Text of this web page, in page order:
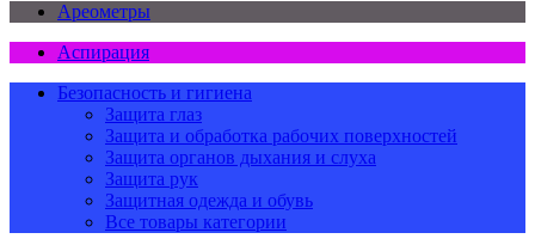
Ареометры
Аспирация
Безопасность и гигиена
Защита глаз
Защита и обработка рабочих поверхностей
Защита органов дыхания и слуха
Защита рук
Защитная одежда и обувь
Все товары категории